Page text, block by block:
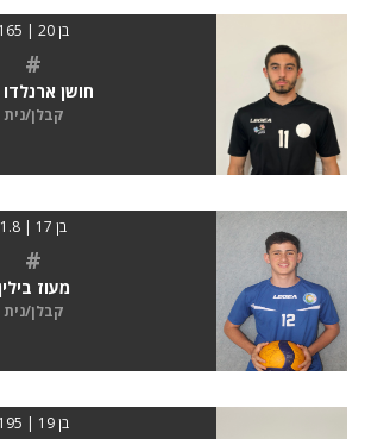
בן 20 | 165
#
חושן
קבלן/נית
בן 17 | 1.8
#
מעוז
קבלן/נית
בן 19 | 195